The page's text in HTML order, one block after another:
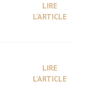
LIRE
L'ARTICLE
LIRE
L'ARTICLE